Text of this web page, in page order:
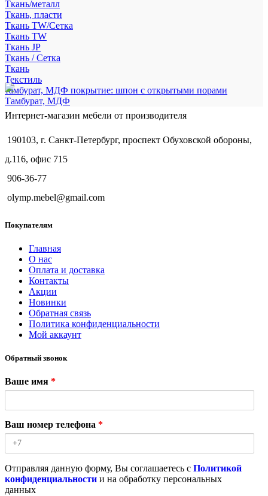
Ткань/металл
Ткань, пласти
Ткань TW/Сетка
Ткань TW
Ткань JP
Ткань / Сетка
Ткань
Текстиль
тамбурат, МДФ покрытие: шпон с открытыми порами
Тамбурат, МДФ
Интернет-магазин мебели от производителя
190103, г. Санкт-Петербург, проспект Обуховской обороны,
д.116, офис 715
906-36-77
olymp.mebel@gmail.com
Покупателям
Главная
О нас
Оплата и доставка
Контакты
Акции
Новинки
Обратная связь
Политика конфиденциальности
Мой аккаунт
Обратный звонок
Ваше имя *
Ваш номер телефона *
Отправляя данную форму, Вы соглашаетесь с Политикой
конфиденциальности и на обработку персональных
данных